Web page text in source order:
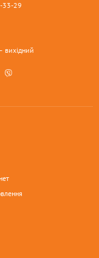
33-29